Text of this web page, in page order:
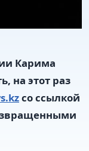
Карима
на этот раз
со ссылкой